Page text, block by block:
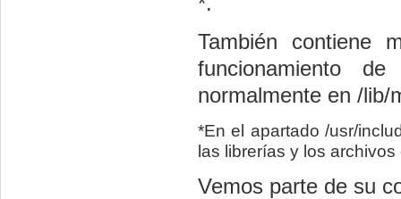
También contiene
funcionamiento
normalmente en /lib/
*En el apartado /usr/
las librerías y los
Vemos parte de su